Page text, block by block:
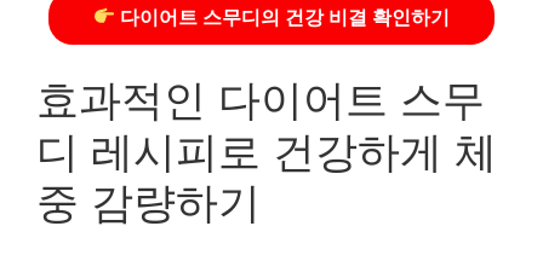
다이어트 스무디의 건강 비결 확인하기
효과적인 다이어트 스무
디 레시피로 건강하게 체
중 감량하기